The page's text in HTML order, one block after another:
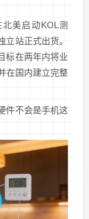
美启动KOL测
站正式出货。
标在两年内将业
在国内建立完整
件不会是手机这